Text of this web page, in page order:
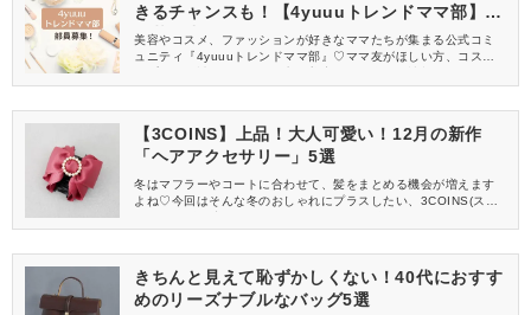
きるチャンスも！【4yuuuトレンドママ部】部
員募集中
美容やコスメ、ファッションが好きなママたちが集まる公式コミ
ュニティ『4yuuuトレンドママ部』♡ママ友がほしい方、コスメサ
信してくれる方を募集しています！
【3COINS】上品！大人可愛い！12月の新作
「ヘアアクセサリー」5選
冬はマフラーやコートに合わせて、髪をまとめる機会が増えます
よね♡今回はそんな冬のおしゃれにプラスしたい、3COINS(スリ
きちんと見えて恥ずかしくない！40代におすす
めのリーズナブルなバッグ5選